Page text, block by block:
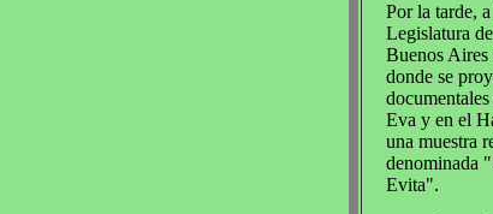
Por la tarde,
Legislatura
Buenos Aires
donde se
Eva y en el
una muestra
denominada
Evita".